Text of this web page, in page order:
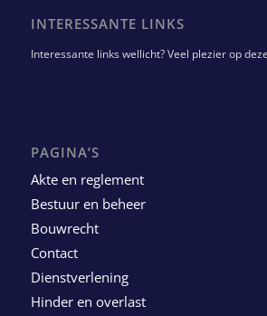
INTERESSANTE LINKS
Interessante links wellicht? Veel plezier op
PAGINA’S
Akte en reglement
Bestuur en beheer
Bouwrecht
Contact
Dienstverlening
Hinder en overlast